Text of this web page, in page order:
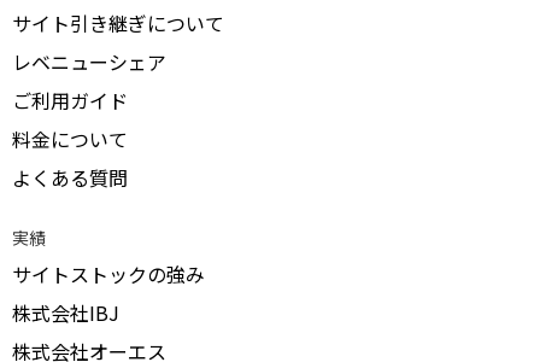
サイト引き継ぎについて
レベニューシェア
ご利用ガイド
料金について
よくある質問
実績
サイトストックの強み
株式会社IBJ
株式会社オーエス